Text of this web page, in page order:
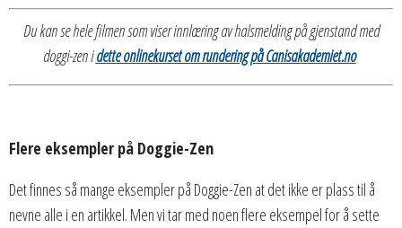
Du kan se hele filmen som viser innlæring av halsmelding på gjenstand med
doggi-zen idette onlinekurset om rundering på Canisakademiet.no
Flere eksempler på Doggie-Zen
Det finnes så mange eksempler på Doggie-Zen at det ikke er plass til å
nevne alle i en artikkel. Men vi tar med noen flere eksempel for å sette